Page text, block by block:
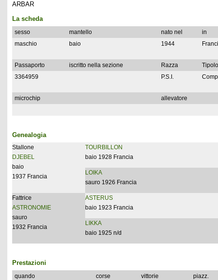
ARBAR
La scheda
sesso mantello nato nel
in
maschio
baio 1944
Passaporto iscritto nella sezione Razza
3364959
P.S.I.
microchip allevatore
Genealogia
Stallone
DJEBEL
baio
1937 Francia
TOURBILLON
baio 1928 Francia
LOIKA
sauro 1926 Francia
Fattrice
ASTRONOMIE
sauro
1932 Francia
ASTERUS
baio 1923 Francia
LIKKA
baio 1925 n/d
Prestazioni
quando corse vittorie
piazz.